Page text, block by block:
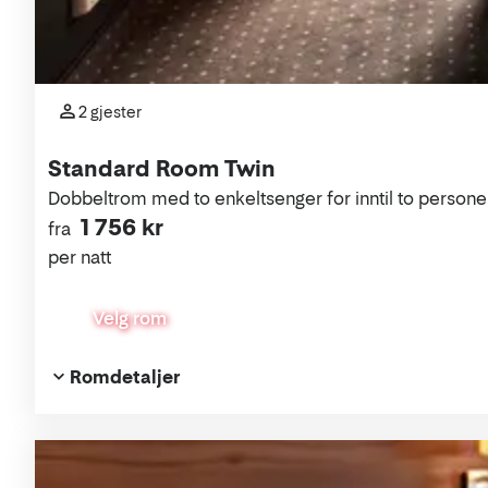
Standard Room Twin
fra 1 756 kr
per natt
Dobbeltrom med to enkeltsenger for inntil to
Velg rom
2 gjester
Romdetaljer